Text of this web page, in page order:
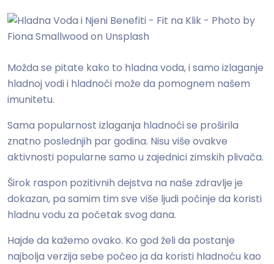
Možda se pitate kako to hladna voda, i samo izlaganje
hladnoj vodi i hladnoći može da pomognem našem
imunitetu.
Sama popularnost izlaganja hladnoći se proširila
znatno poslednjih par godina. Nisu više ovakve
aktivnosti popularne samo u zajednici zimskih plivača.
Širok raspon pozitivnih dejstva na naše zdravlje je
dokazan, pa samim tim sve više ljudi počinje da koristi
hladnu vodu za početak svog dana.
Hajde da kažemo ovako. Ko god želi da postanje
najbolja verzija sebe počeo ja da koristi hladnoću kao